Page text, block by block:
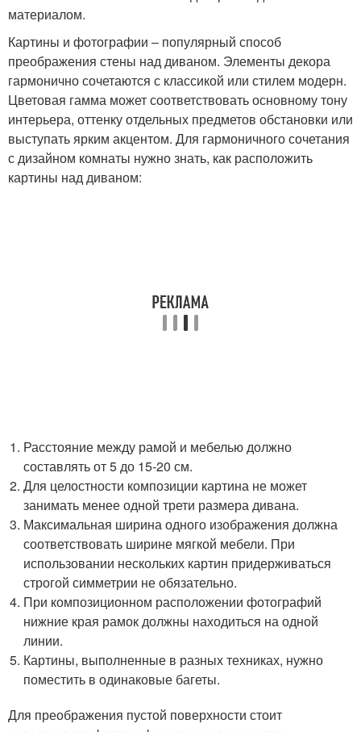
материалом.
Картины и фотографии – популярный способ
преображения стены над диваном. Элементы декора
гармонично сочетаются с классикой или стилем модерн.
Цветовая гамма может соответствовать основному тону
интерьера, оттенку отдельных предметов обстановки или
выступать ярким акцентом. Для гармоничного сочетания
с дизайном комнаты нужно знать, как расположить
картины над диваном:
Расстояние между рамой и мебелью должно
составлять от 5 до 15-20 см.
Для целостности композиции картина не может
занимать менее одной трети размера дивана.
Максимальная ширина одного изображения должна
соответствовать ширине мягкой мебели. При
использовании нескольких картин придерживаться
строгой симметрии не обязательно.
При композиционном расположении фотографий
нижние края рамок должны находиться на одной
линии.
Картины, выполненные в разных техниках, нужно
поместить в одинаковые багеты.
Для преображения пустой поверхности стоит